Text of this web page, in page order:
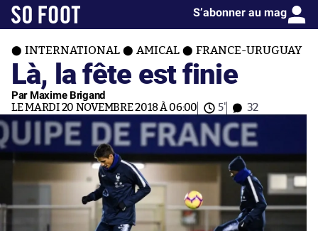
S’abonner au mag
INTERNATIONAL AMICAL FRANCE-URUGUAY
Là, la fête est finie
Par Maxime Brigand
LE MARDI 20 NOVEMBRE 2018 À 06:00 5' 32